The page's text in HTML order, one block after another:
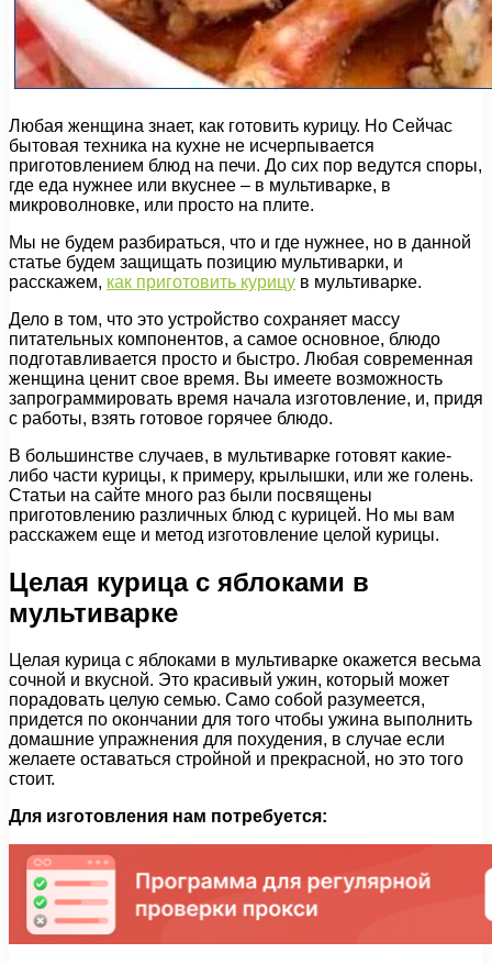
Любая женщина знает, как готовить курицу. Но Сейчас
бытовая техника на кухне не исчерпывается
приготовлением блюд на печи. До сих пор ведутся споры,
где еда нужнее или вкуснее – в мультиварке, в
микроволновке, или просто на плите.
Мы не будем разбираться, что и где нужнее, но в данной
статье будем защищать позицию мультиварки, и
расскажем, как приготовить курицу в мультиварке.
Дело в том, что это устройство сохраняет массу
питательных компонентов, а самое основное, блюдо
подготавливается просто и быстро. Любая современная
женщина ценит свое время. Вы имеете возможность
запрограммировать время начала изготовление, и, придя
с работы, взять готовое горячее блюдо.
В большинстве случаев, в мультиварке готовят какие-
либо части курицы, к примеру, крылышки, или же голень.
Статьи на сайте много раз были посвящены
приготовлению различных блюд с курицей. Но мы вам
расскажем еще и метод изготовление целой курицы.
Целая курица с яблоками в
мультиварке
Целая курица с яблоками в мультиварке окажется весьма
сочной и вкусной. Это красивый ужин, который может
порадовать целую семью. Само собой разумеется,
придется по окончании для того чтобы ужина выполнить
домашние упражнения для похудения, в случае если
желаете оставаться стройной и прекрасной, но это того
стоит.
Для изготовления нам потребуется: